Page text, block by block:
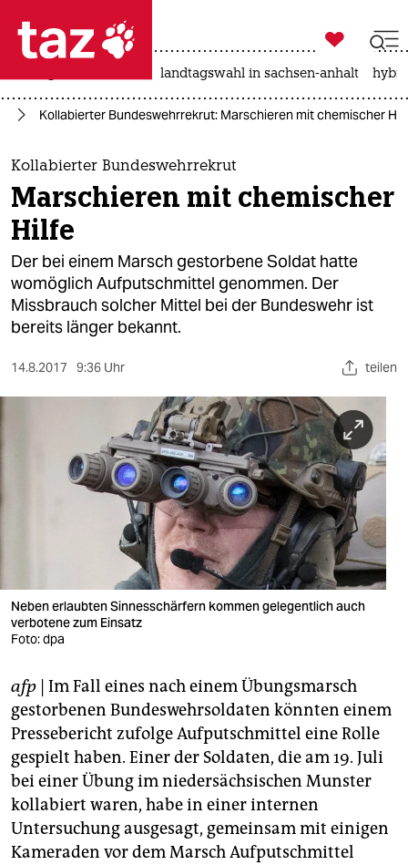
 taz zahl ich
taz zahl ich
themen
politik
öko
gesellschaft
kultur
sport
wahrheit
veranstaltungen
shop
fragen & hilfe
unterstützen
abo
genossenschaft
epaper login

taz zahl ich
landtagswahl in sachsen-anhalt
Kollabierter Bundeswehrrekrut: Marschieren mit chemischer
Kollabierter Bundeswehrrekrut
Marschieren mit chemischer
Hilfe
Der bei einem Marsch gestorbene Soldat hatte
womöglich Aufputschmittel genommen. Der
Missbrauch solcher Mittel bei der Bundeswehr ist
bereits länger bekannt.
14.8.2017 9:36 Uhr teilen
Neben erlaubten Sinnesschärfern kommen gelegentlich auch
verbotene zum Einsatz
Foto: dpa
afp | Im Fall eines nach einem Übungsmarsch
gestorbenen Bundeswehrsoldaten könnten einem
Pressebericht zufolge Aufputschmittel eine Rolle
gespielt haben. Einer der Soldaten, die am 19. Juli
bei einer Übung im niedersächsischen Munster
kollabiert waren, habe in einer internen
Untersuchung ausgesagt, gemeinsam mit einigen
Kameraden vor dem Marsch Aufputschmittel